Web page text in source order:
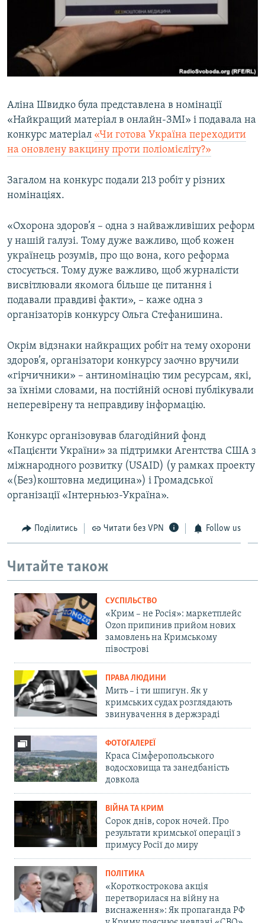
Аліна Швидко була представлена в номінації
«Найкращий матеріал в онлайн-ЗМІ» і подавала на
конкурс матеріал «Чи готова Україна переходити
на оновлену вакцину проти поліомієліту?»
Загалом на конкурс подали 213 робіт у різних
номінаціях.
«Охорона здоров’я – одна з найважливіших реформ
у нашій галузі. Тому дуже важливо, щоб кожен
українець розумів, про що вона, кого реформа
стосується. Тому дуже важливо, щоб журналісти
висвітлювали якомога більше це питання і
подавали правдиві факти», – каже одна з
організаторів конкурсу Ольга Стефанишина.
Окрім відзнаки найкращих робіт на тему охорони
здоров’я, організатори конкурсу заочно вручили
«гірчичники» – антиномінацію тим ресурсам, які,
за їхніми словами, на постійній основі публікували
неперевірену та неправдиву інформацію.
Конкурс організовував благодійний фонд
«Пацієнти України» за підтримки Агентства США з
міжнародного розвитку (USAID) (у рамках проекту
«(Без)коштовна медицина») і Громадської
організації «Інтерньюз-Україна».
Поділитись Читати без VPN Follow us
Читайте також
СУСПІЛЬСТВО
«Крим – не Росія»: маркетплейс
Ozon припинив прийом нових
замовлень на Кримському
півострові
ПРАВА ЛЮДИНИ
Мить – і ти шпигун. Як у
кримських судах розглядають
звинувачення в держзраді
ФОТОГАЛЕРЕЇ
Краса Сімферопольського
водосховища та занедбаність
довкола
ВІЙНА ТА КРИМ
Сорок днів, сорок ночей. Про
результати кримської операції з
примусу Росії до миру
ПОЛІТИКА
«Короткострокова акція
перетворилася на війну на
виснаження»: Як пропаганда РФ